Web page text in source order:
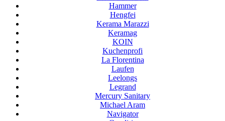
Hammer
Hengfei
Kerama Marazzi
Keramag
KOIN
Kuchenprofi
La Florentina
Laufen
Leelongs
Legrand
Mercury Sanitary
Michael Aram
Navigator